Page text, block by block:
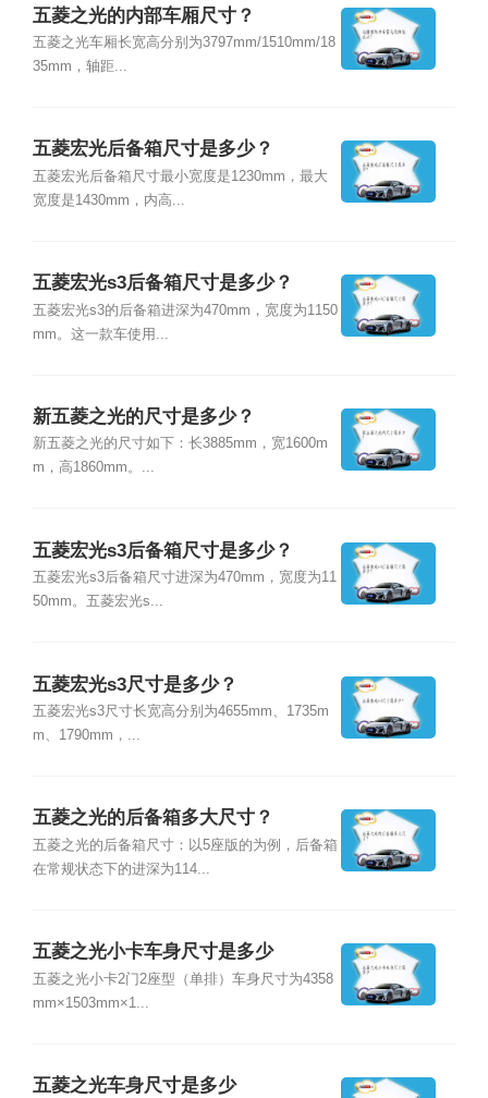
五菱之光的内部车厢尺寸？
五菱之光车厢长宽高分别为3797mm/1510mm/18
35mm，轴距...
五菱宏光后备箱尺寸是多少？
五菱宏光后备箱尺寸最小宽度是1230mm，最大
宽度是1430mm，内高...
五菱宏光s3后备箱尺寸是多少？
五菱宏光s3的后备箱进深为470mm，宽度为1150
mm。这一款车使用...
新五菱之光的尺寸是多少？
新五菱之光的尺寸如下：长3885mm，宽1600m
m，高1860mm。...
五菱宏光s3后备箱尺寸是多少？
五菱宏光s3后备箱尺寸进深为470mm，宽度为11
50mm。五菱宏光s...
五菱宏光s3尺寸是多少？
五菱宏光s3尺寸长宽高分别为4655mm、1735m
m、1790mm，...
五菱之光的后备箱多大尺寸？
五菱之光的后备箱尺寸：以5座版的为例，后备箱
在常规状态下的进深为114...
五菱之光小卡车身尺寸是多少
五菱之光小卡2门2座型（单排）车身尺寸为4358
mm×1503mm×1...
五菱之光车身尺寸是多少